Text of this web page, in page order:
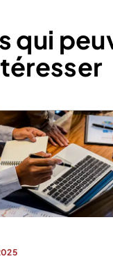
qui